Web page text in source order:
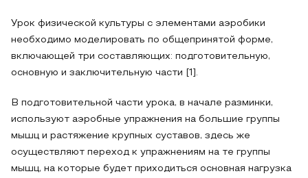
Урок физической культуры с элементами аэробики
необходимо моделировать по общепринятой форме,
включающей три составляющих: подготовительную,
основную и заключительную части [1].
В подготовительной части урока, в начале разминки,
используют аэробные упражнения на большие группы
мышц и растяжение крупных суставов, здесь же
осуществляют переход к упражнениям на те группы
мышц, на которые будет приходиться основная нагрузка